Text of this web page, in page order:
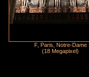
F, Paris, Notre-Dame
(18 Megapixel)